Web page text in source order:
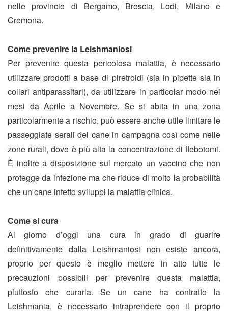
nelle provincie di Bergamo, Brescia, Lodi, Milano e
Cremona.
Come prevenire la Leishmaniosi
Per prevenire questa pericolosa malattia, è necessario
utilizzare prodotti a base di piretroidi (sia in pipette sia in
collari antiparassitari), da utilizzare in particolar modo nei
mesi da Aprile a Novembre. Se si abita in una zona
particolarmente a rischio, può essere anche utile limitare le
passeggiate serali del cane in campagna così come nelle
zone rurali, dove è più alta la concentrazione di flebotomi.
È inoltre a disposizione sul mercato un vaccino che non
protegge da infezione ma che riduce di molto la probabilità
che un cane infetto sviluppi la malattia clinica.
Come si cura
Al giorno d’oggi una cura in grado di guarire
definitivamente dalla Leishmaniosi non esiste ancora,
proprio per questo è meglio mettere in atto tutte le
precauzioni possibili per prevenire questa malattia,
piuttosto che curarla. Se un cane ha contratto la
Leishmania, è necessario intraprendere con il proprio